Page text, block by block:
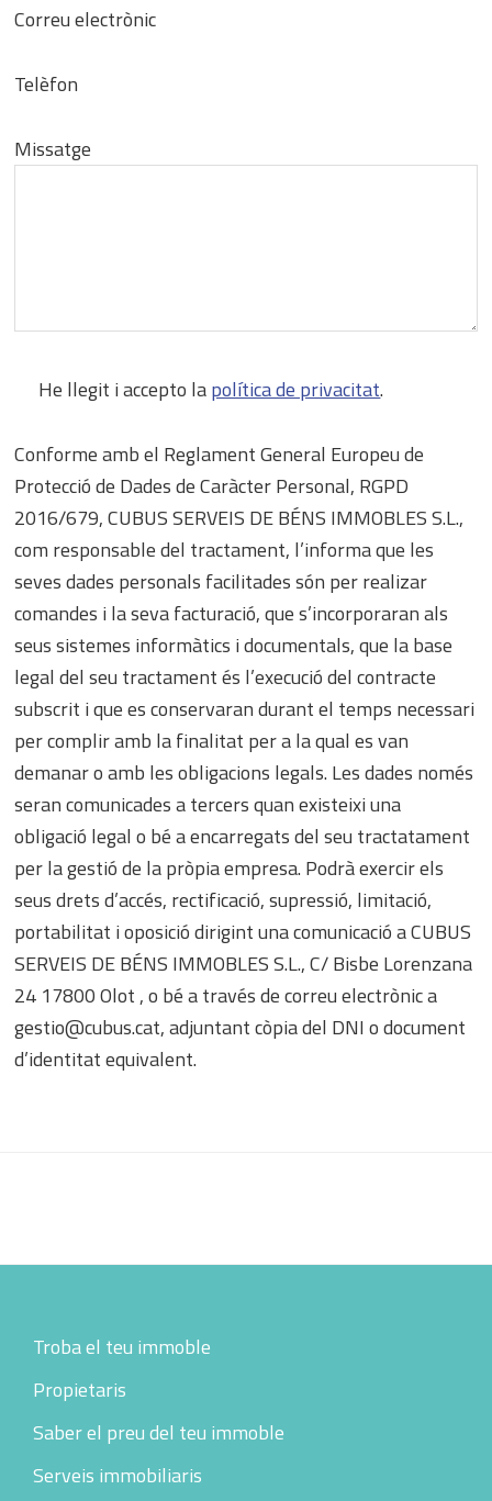
Correu electrònic
Telèfon
Missatge
He llegit i accepto lapolítica de privacitat.
Conforme amb el Reglament General Europeu de
Protecció de Dades de Caràcter Personal, RGPD
2016/679, CUBUS SERVEIS DE BÉNS IMMOBLES S.L.,
com responsable del tractament, l’informa que les
seves dades personals facilitades són per realizar
comandes i la seva facturació, que s’incorporaran als
seus sistemes informàtics i documentals, que la base
legal del seu tractament és l’execució del contracte
subscrit i que es conservaran durant el temps necessari
per complir amb la finalitat per a la qual es van
demanar o amb les obligacions legals. Les dades només
seran comunicades a tercers quan existeixi una
obligació legal o bé a encarregats del seu tractatament
per la gestió de la pròpia empresa. Podrà exercir els
seus drets d’accés, rectificació, supressió, limitació,
portabilitat i oposició dirigint una comunicació a CUBUS
SERVEIS DE BÉNS IMMOBLES S.L., C/ Bisbe Lorenzana
24 17800 Olot , o bé a través de correu electrònic a
gestio@cubus.cat, adjuntant còpia del DNI o document
d’identitat equivalent.
Footer
Troba el teu immoble
Propietaris
Saber el preu del teu immoble
Serveis immobiliaris